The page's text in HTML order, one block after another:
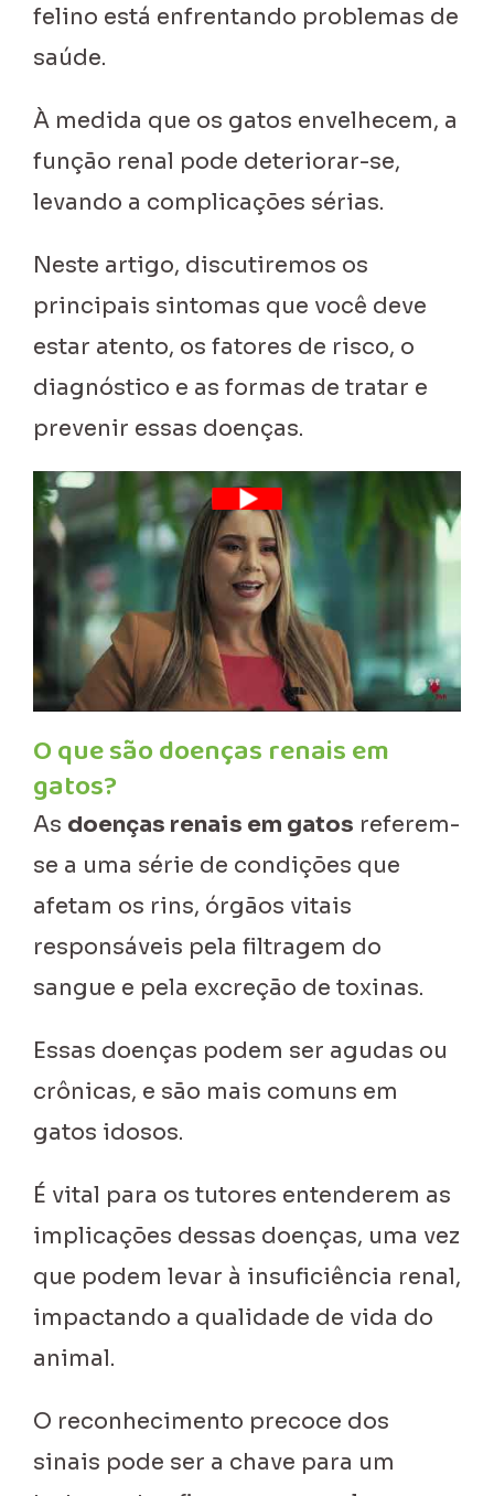
felino está enfrentando problemas de
saúde.
À medida que os gatos envelhecem, a
função renal pode deteriorar-se,
levando a complicações sérias.
Neste artigo, discutiremos os
principais sintomas que você deve
estar atento, os fatores de risco, o
diagnóstico e as formas de tratar e
prevenir essas doenças.
O que são doenças renais em
gatos?
As doenças renais em gatos referem-
se a uma série de condições que
afetam os rins, órgãos vitais
responsáveis pela filtragem do
sangue e pela excreção de toxinas.
Essas doenças podem ser agudas ou
crônicas, e são mais comuns em
gatos idosos.
É vital para os tutores entenderem as
implicações dessas doenças, uma vez
que podem levar à insuficiência renal,
impactando a qualidade de vida do
animal.
O reconhecimento precoce dos
sinais pode ser a chave para um